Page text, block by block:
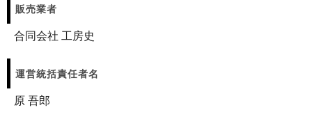
販売業者
合同会社 工房史
運営統括責任者名
原 吾郎